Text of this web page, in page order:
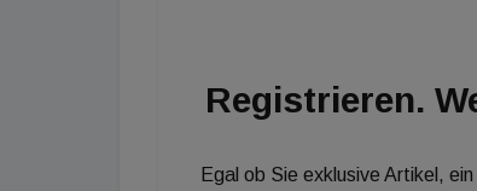
Registrieren.
Egal ob Sie exklusive Artikel,